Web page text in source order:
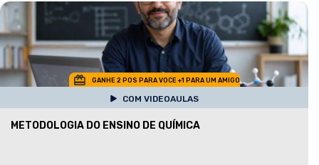
GANHE 2 POS PARA VOCE +1 PARA UM AMIGO
COM VIDEOAULAS
METODOLOGIA DO ENSINO DE QUÍMICA